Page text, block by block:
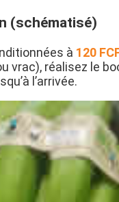
(schématisé)
à 120
vrac), réalisez le
l’arrivée.